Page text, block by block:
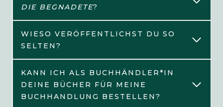
DIE BEGNADETE?
WIESO VERÖFFENTLICHST DU SO
SELTEN?
KANN ICH ALS BUCHHÄNDLER*IN
DEINE BÜCHER FÜR MEINE
BUCHHANDLUNG BESTELLEN?